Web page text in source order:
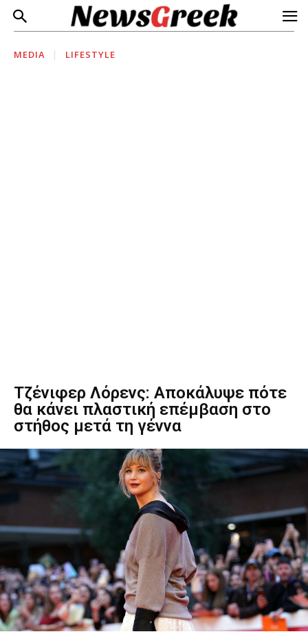
MEDIA LIFESTYLE
Τζένιφερ Λόρενς: Αποκάλυψε πότε
θα κάνει πλαστική επέμβαση στο
στήθος μετά τη γέννα